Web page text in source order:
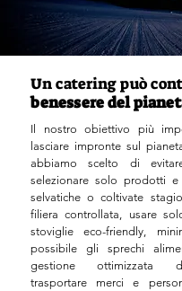
Un catering può
benessere del
Il nostro obiettivo più
lasciare impronte sul
abbiamo scelto di
selezionare solo prodotti
selvatiche o coltivate
filiera controllata, usare
stoviglie eco-friendly,
possibile gli sprechi
gestione ottimizzata
trasportare merci e